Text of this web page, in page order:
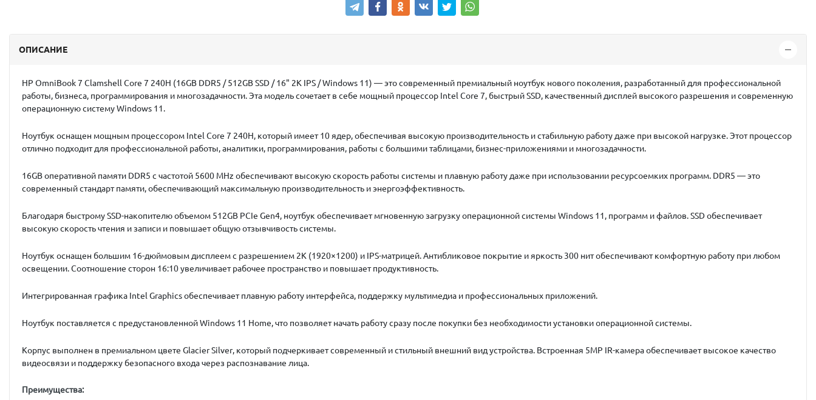
ОПИСАНИЕ
HP OmniBook 7 Clamshell Core 7 240H (16GB DDR5 / 512GB SSD / 16" 2K IPS / Windows 11) — это современный премиальный ноутбук нового поколения, разработанный для профессиональной
работы, бизнеса, программирования и многозадачности. Эта модель сочетает в себе мощный процессор Intel Core 7, быстрый SSD, качественный дисплей высокого разрешения и современную
операционную систему Windows 11.
Ноутбук оснащен мощным процессором Intel Core 7 240H, который имеет10 ядер, обеспечивая высокую производительность и стабильную работу даже при высокой нагрузке. Этот процессор
отлично подходит для профессиональной работы, аналитики, программирования, работы с большими таблицами, бизнес-приложениями и многозадачности.
16GB оперативной памяти DDR5 с частотой 5600 MHz обеспечивают высокую скорость работы системы и плавную работу даже при использовании ресурсоемких программ. DDR5 — это
современный стандарт памяти, обеспечивающий максимальную производительность и энергоэффективность.
Благодаря быстромуSSD-накопителю объемом 512GB PCIe Gen4, ноутбук обеспечивает мгновенную загрузку операционной системы Windows 11, программ и файлов. SSD обеспечивает
высокую скорость чтения и записи и повышает общую отзывчивость системы.
Ноутбук оснащен большим 16-дюймовым дисплеем с разрешением 2K (1920×1200) и IPS-матрицей. Антибликовое покрытие и яркость 300 нитобеспечивают комфортную работу при любом
освещении. Соотношение сторон 16:10 увеличивает рабочее пространство и повышает продуктивность.
Интегрированная графика Intel Graphicsобеспечивает плавную работу интерфейса, поддержку мультимедиа и профессиональных приложений.
Ноутбук поставляется с предустановленнойWindows 11 Home, что позволяет начать работу сразу после покупки без необходимости установки операционной системы.
Корпус выполнен в премиальном цвете Glacier Silver, который подчеркивает современный и стильный внешний вид устройства. Встроенная 5MP IR-камераобеспечивает высокое качество
видеосвязи и поддержку безопасного входа через распознавание лица.
Преимущества: